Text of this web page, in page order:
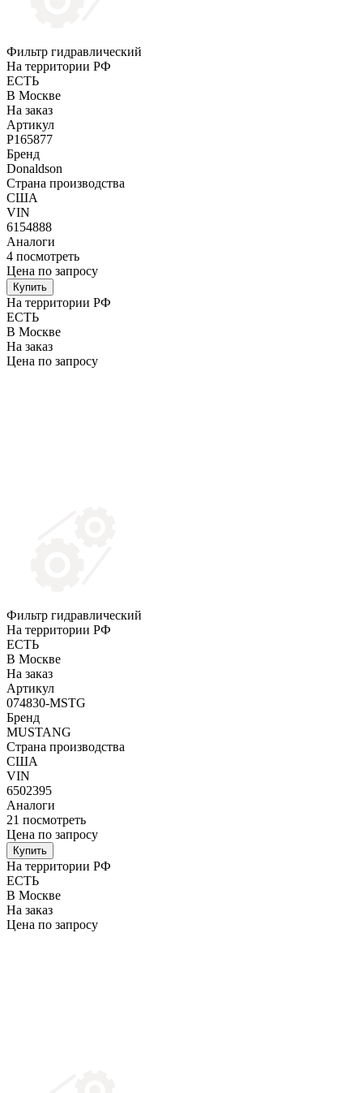
Фильтр гидравлический
На территории РФ
ЕСТЬ
В Москве
На заказ
Артикул
P165877
Бренд
Donaldson
Страна производства
США
VIN
6154888
Аналоги
4 посмотреть
Цена по запросу
Купить
На территории РФ
ЕСТЬ
В Москве
На заказ
Цена по запросу
Фильтр гидравлический
На территории РФ
ЕСТЬ
В Москве
На заказ
Артикул
074830-MSTG
Бренд
MUSTANG
Страна производства
США
VIN
6502395
Аналоги
21 посмотреть
Цена по запросу
Купить
На территории РФ
ЕСТЬ
В Москве
На заказ
Цена по запросу